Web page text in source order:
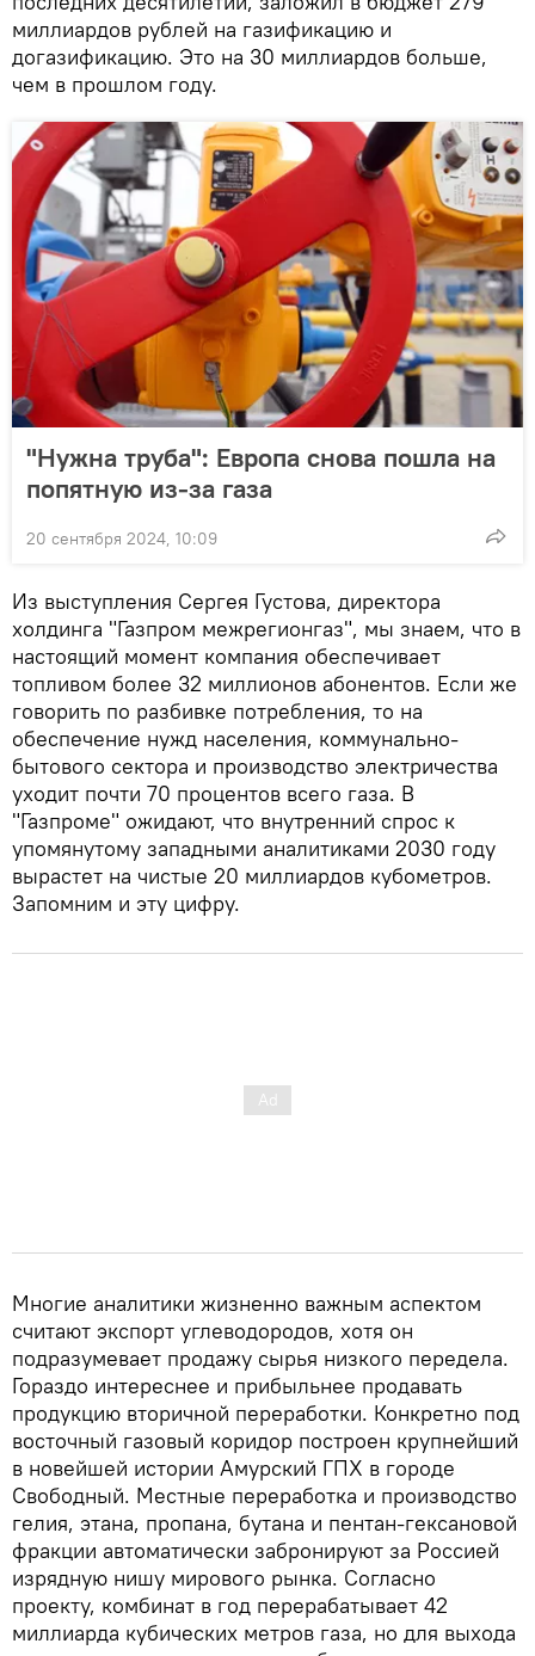
миллиардов рублей на газификацию и
догазификацию. Это на 30 миллиардов больше,
чем в прошлом году.
"Нужна труба": Европа снова пошла на
попятную из-за газа
20 сентября 2024, 10:09
Из выступления Сергея Густова, директора
холдинга "Газпром межрегионгаз", мы знаем, что в
настоящий момент компания обеспечивает
топливом более 32 миллионов абонентов. Если же
говорить по разбивке потребления, то на
обеспечение нужд населения, коммунально-
бытового сектора и производство электричества
уходит почти 70 процентов всего газа. В
"Газпроме" ожидают, что внутренний спрос к
упомянутому западными аналитиками 2030 году
вырастет на чистые 20 миллиардов кубометров.
Запомним и эту цифру.
Многие аналитики жизненно важным аспектом
считают экспорт углеводородов, хотя он
подразумевает продажу сырья низкого передела.
Гораздо интереснее и прибыльнее продавать
продукцию вторичной переработки. Конкретно под
восточный газовый коридор построен крупнейший
в новейшей истории Амурский ГПХ в городе
Свободный. Местные переработка и производство
гелия, этана, пропана, бутана и пентан-гексановой
фракции автоматически забронируют за Россией
изрядную нишу мирового рынка. Согласно
проекту, комбинат в год перерабатывает 42
миллиарда кубических метров газа, но для выхода